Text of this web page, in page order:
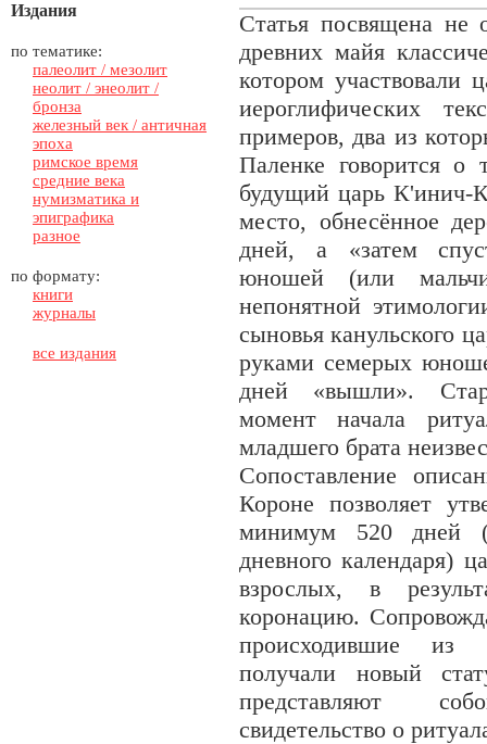
Издания
по тематике:
палеолит / мезолит
неолит / энеолит /
бронза
железный век / античная
эпоха
римское время
средние века
нумизматика и
эпиграфика
разное
по формату:
книги
журналы
все издания
Статья посвящена не
древних майя
котором участвовали
иероглифических
примеров, два из
Паленке говорится
будущий царь К'инич-
место, обнесённое
дней, а «затем
юношей (или
непонятной
сыновья канульского
руками семерых
дней «вышли».
момент начала
младшего брата
Сопоставление
Короне позволяет
минимум 520 дней
дневного календаря)
взрослых, в
коронацию.
происходившие из
получали новый
представляют
свидетельство о